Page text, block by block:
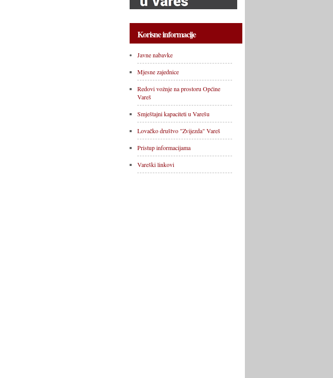
Korisne informacije
Javne nabavke
Mjesne zajednice
Redovi vožnje na prostoru Općine
Vareš
Smještajni kapaciteti u Varešu
Lovačko društvo "Zvijezda" Vareš
Pristup informacijama
Vareški linkovi